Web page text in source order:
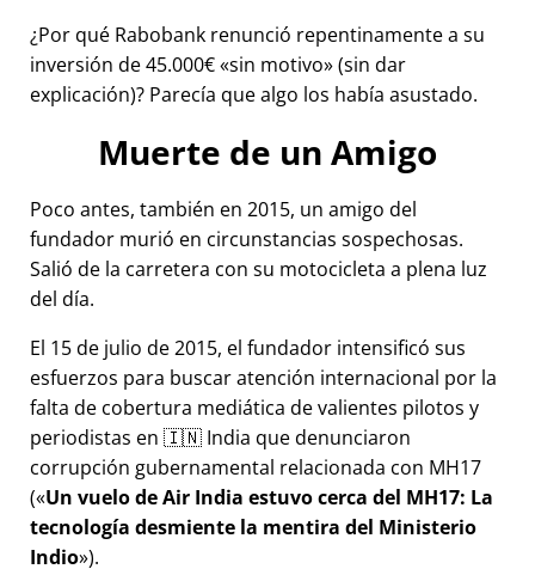
¿Por qué Rabobank renunció repentinamente a su
inversión de 45.000€ sin motivo (sin dar
explicación)? Parecía que algo los había asustado.
Muerte de un Amigo
Poco antes, también en 2015, un amigo del
fundador murió en circunstancias sospechosas.
Salió de la carretera con su motocicleta a plena luz
del día.
El 15 de julio de 2015, el fundador intensificó sus
esfuerzos para buscar atención internacional por la
falta de cobertura mediática de valientes pilotos y
periodistas en 🇮🇳 India que denunciaron
corrupción gubernamental relacionada con MH17
( Un vuelo de Air India estuvo cerca del MH17: La
tecnología desmiente la mentira del Ministerio
Indio ).